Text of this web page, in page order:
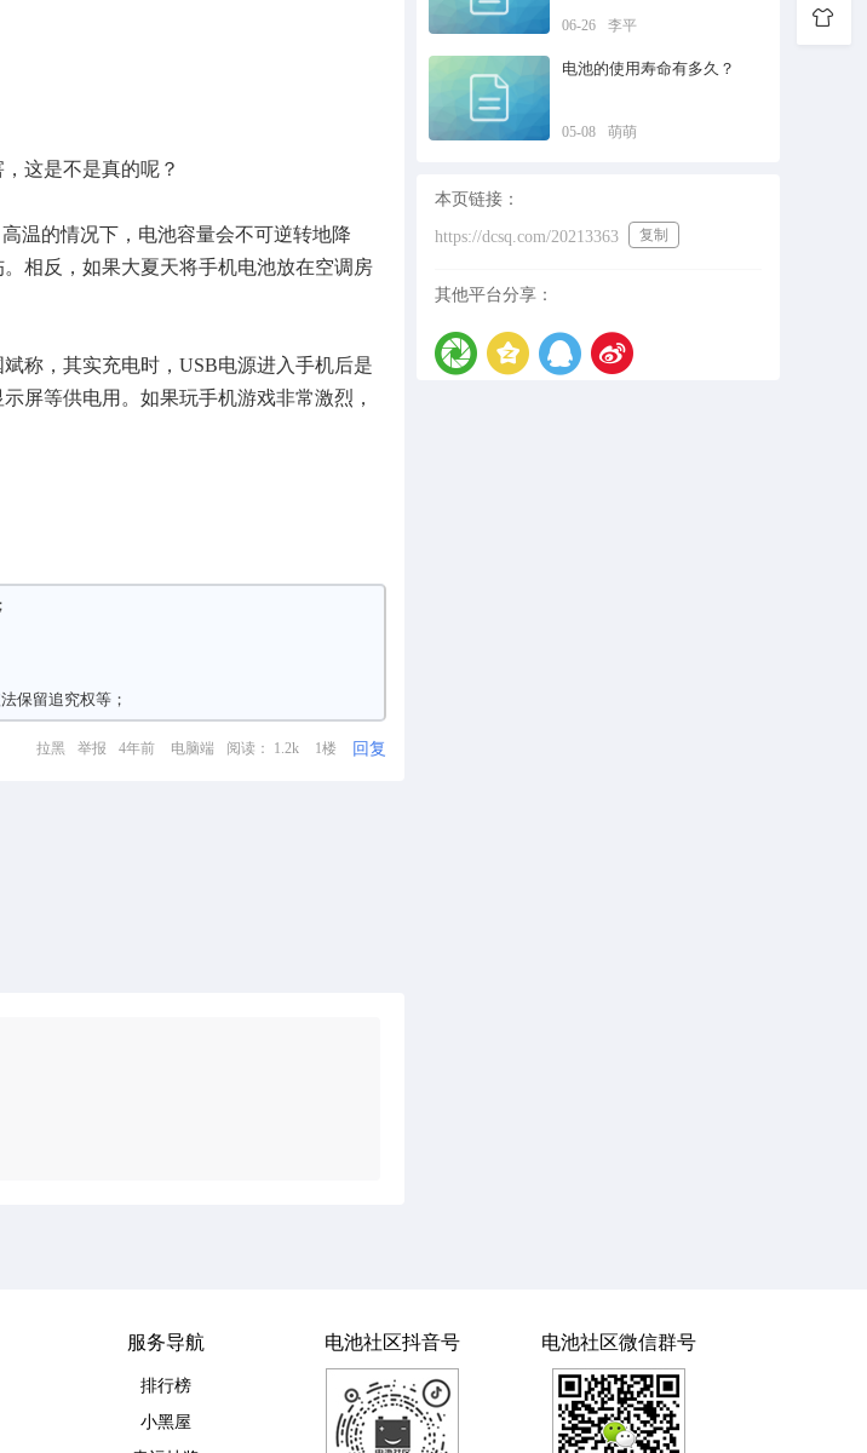
这是不是真的呢？
的情况下，电池容量会不可逆转地降
相反，如果大夏天将手机电池放在空调房
，其实充电时，USB电源进入手机后是
屏等供电用。如果玩手机游戏非常激烈，
保留追究权等；
拉黑 举报 4年前 电脑端 阅读： 1.2k 1楼 回复
06-26 李平
电池的使用寿命有多久？
05-08 萌萌
本页链接：
https://dcsq.com/20213363 复制
其他平台分享：
服务导航
排行榜
小黑屋
电池社区抖音号 电池社区微信群号